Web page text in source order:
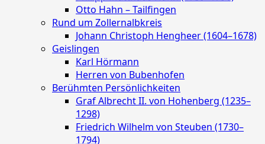
Otto Hahn – Tailfingen
Rund um Zollernalbkreis
Johann Christoph Hengheer (1604–1678)
Geislingen
Karl Hörmann
Herren von Bubenhofen
Berühmten Persönlichkeiten
Graf Albrecht II. von Hohenberg (1235–
1298)
Friedrich Wilhelm von Steuben (1730–
1794)